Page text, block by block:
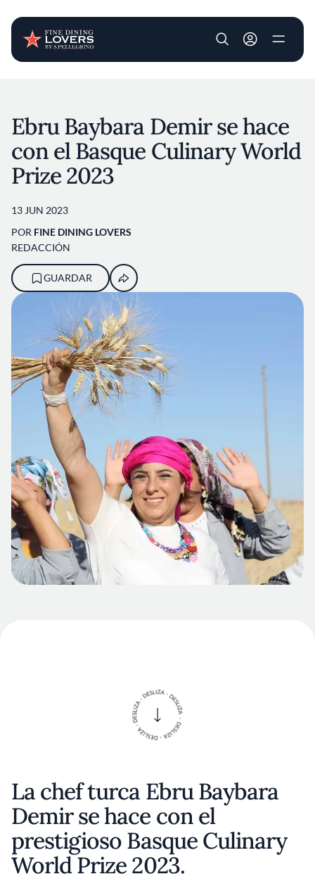
User account
Ebru Baybara Demir se hace
con el Basque Culinary World
Prize 2023
13 JUN 2023
POR FINE DINING LOVERS
REDACCIÓN
GUARDAR
La chef turca Ebru Baybara
Demir se hace con el
prestigioso Basque Culinary
World Prize 2023.